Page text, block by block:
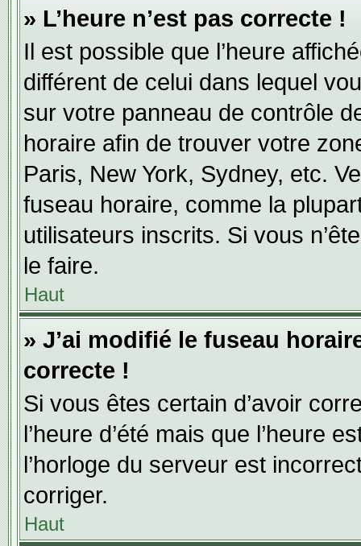
» L’heure n’est pas correcte !
Il est possible que l’heure
différent de celui dans lequel
sur votre panneau de contrôle
horaire afin de trouver votre
Paris, New York, Sydney, etc.
fuseau horaire, comme la
utilisateurs inscrits. Si vous
le faire.
Haut
» J’ai modifié le fuseau
correcte !
Si vous êtes certain d’avoir
l’heure d’été mais que l’heure
l’horloge du serveur est
corriger.
Haut